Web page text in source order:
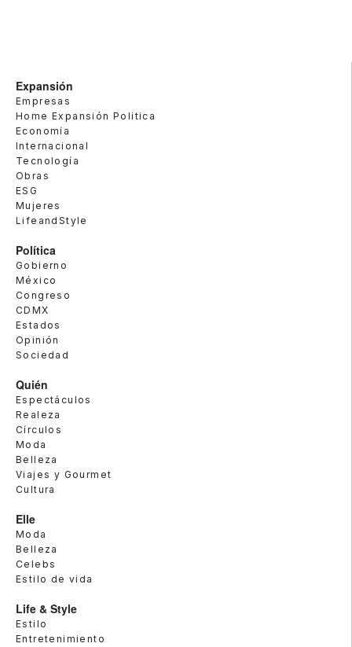
Expansión
Empresas
Home Expansión Politica
Economía
Internacional
Tecnología
Obras
ESG
Mujeres
LifeandStyle
Política
Gobierno
México
Congreso
CDMX
Estados
Opinión
Sociedad
Quién
Espectáculos
Realeza
Círculos
Moda
Belleza
Viajes y Gourmet
Cultura
Elle
Moda
Belleza
Celebs
Estilo de vida
Life & Style
Estilo
Entretenimiento